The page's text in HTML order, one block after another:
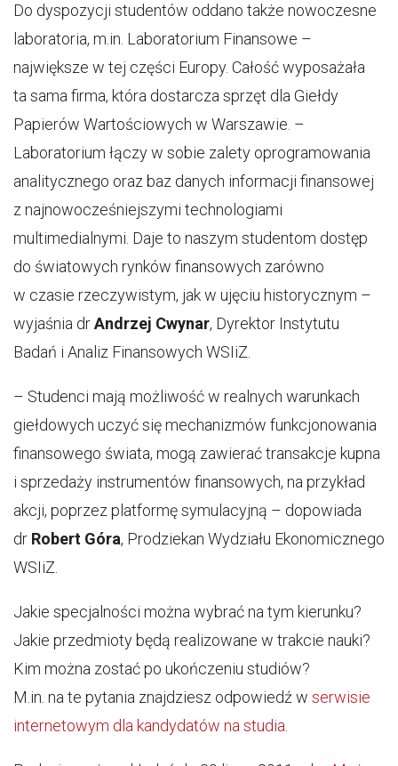
Do dyspozycji studentów oddano także nowoczesne
laboratoria, m.in. Laboratorium Finansowe –
największe w tej części Europy. Całość wyposażała
ta sama firma, która dostarcza sprzęt dla Giełdy
Papierów Wartościowych w Warszawie. –
Laboratorium łączy w sobie zalety oprogramowania
analitycznego oraz baz danych informacji finansowej
z najnowocześniejszymi technologiami
multimedialnymi. Daje to naszym studentom dostęp
do światowych rynków finansowych zarówno
w czasie rzeczywistym, jak w ujęciu historycznym –
wyjaśnia drAndrzej Cwynar, Dyrektor Instytutu
Badań i Analiz Finansowych WSIiZ.
– Studenci mają możliwość w realnych warunkach
giełdowych uczyć się mechanizmów funkcjonowania
finansowego świata, mogą zawierać transakcje kupna
i sprzedaży instrumentów finansowych, na przykład
akcji, poprzez platformę symulacyjną – dopowiada
dr Robert Góra, Prodziekan Wydziału Ekonomicznego
WSIiZ.
Jakie specjalności można wybrać na tym kierunku?
Jakie przedmioty będą realizowane w trakcie nauki?
Kim można zostać po ukończeniu studiów?
M.in. na te pytania znajdziesz odpowiedź w serwisie
internetowym dla kandydatów na studia